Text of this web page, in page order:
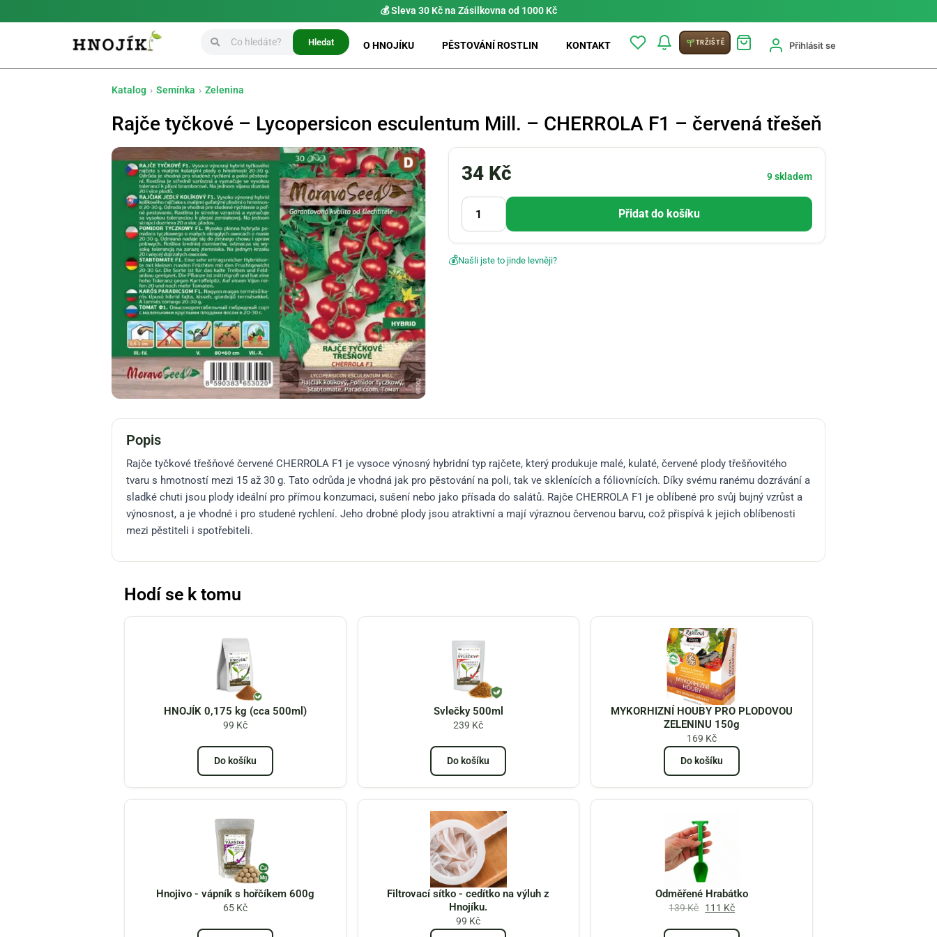
💰 Sleva 30 Kč na Zásilkovna od 1000 Kč
Hledat O HNOJÍKU PĚSTOVÁNÍ ROSTLIN KONTAKT TRŽIŠTĚ Přihlásit se
Katalog › Semínka › Zelenina
Rajče tyčkové – Lycopersicon esculentum Mill. – CHERROLA F1 – červená třešeň
34 Kč 9 skladem
Přidat do košíku
💰Našli jste to jinde levněji?
Popis
Rajče tyčkové třešňové červené CHERROLA F1 je vysoce výnosný hybridní typ rajčete, který produkuje malé, kulaté, červené plody třešňovitého
tvaru s hmotností mezi 15 až 30 g. Tato odrůda je vhodná jak pro pěstování na poli, tak ve sklenících a fóliovnících. Díky svému ranému dozrávání a
sladké chuti jsou plody ideální pro přímou konzumaci, sušení nebo jako přísada do salátů. Rajče CHERROLA F1 je oblíbené pro svůj bujný vzrůst a
výnosnost, a je vhodné i pro studené rychlení. Jeho drobné plody jsou atraktivní a mají výraznou červenou barvu, což přispívá k jejich oblíbenosti
mezi pěstiteli i spotřebitel​​​​​​​​​​​​i.
Hodí se k tomu
HNOJÍK 0,175 kg (cca 500ml)
99 Kč
Do košíku
Svlečky 500ml
239 Kč
Do košíku
MYKORHIZNÍ HOUBY PRO PLODOVOU
ZELENINU 150g
169 Kč
Do košíku
Hnojivo - vápník s hořčíkem 600g
65 Kč
Filtrovací sítko - cedítko na výluh z
Hnojíku.
99 Kč
Odměřené Hrabátko
139Kč 111 Kč